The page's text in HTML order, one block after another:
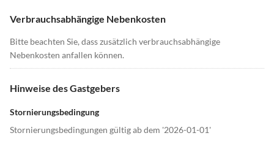
Verbrauchsabhängige Nebenkosten
Bitte beachten Sie, dass zusätzlich verbrauchsabhängige
Nebenkosten anfallen können.
Hinweise des Gastgebers
Stornierungsbedingung
Stornierungsbedingungen gültig ab dem '2026-01-01'